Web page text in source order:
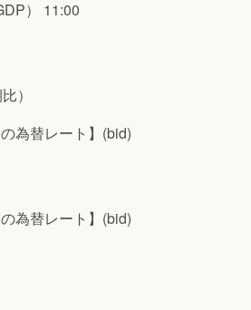
） 11:00
）
為替レート】(bid)
為替レート】(bid)